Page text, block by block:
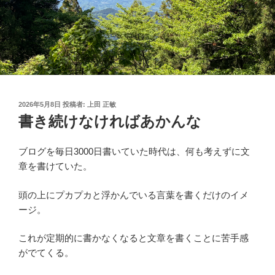
投
稿
日:
2026年5月8日 投稿者: 上田 正敏
書き続けなければあかんな
ブログを毎日3000日書いていた時代は、何も考えずに文
章を書けていた。
頭の上にプカプカと浮かんでいる言葉を書くだけのイメ
ージ。
これが定期的に書かなくなると文章を書くことに苦手感
がでてくる。